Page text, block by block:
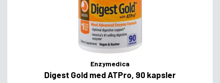
Enzymedica
Digest Gold med ATPro, 90 kapsler